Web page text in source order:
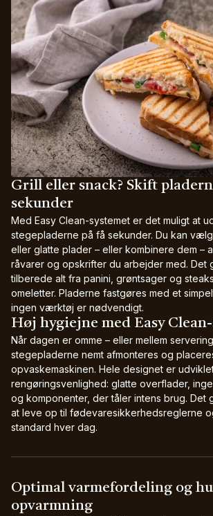
Grill eller snack? Skift
sekunder
Med Easy Clean-systemet er det muligt at
stegepladerne på få sekunder. Du kan
eller glatte plader – eller kombinere dem –
råvarer og opskrifter du arbejder med. Det
tilberede alt fra panini, grøntsager og
omeletter. Pladerne fastgøres med et
ingen værktøj er nødvendigt.
Høj hygiejne med Easy
Når dagen er omme – eller mellem
stegepladerne nemt afmonteres og
opvaskemaskinen. Hele designet er
rengøringsvenlighed: glatte overflader,
og komponenter, der tåler intens brug. Det
at leve op til fødevaresikkerhedsreglerne
standard hver dag.
Optimal varmefordeling og
opvarmning